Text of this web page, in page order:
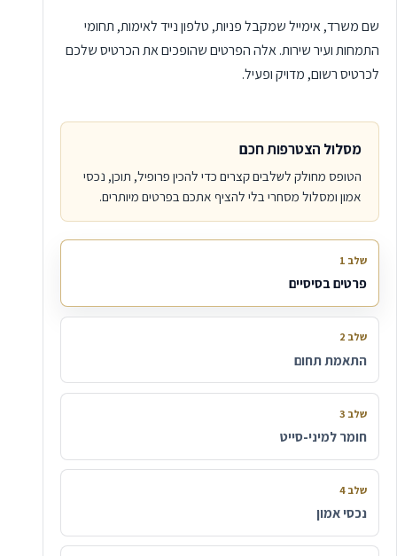
שם משרד, אימייל שמקבל פניות, טלפון נייד לאימות, תחומי
התמחות ועיר שירות. אלה הפרטים שהופכים את הכרטיס שלכם
לכרטיס רשום, מדויק ופעיל.
מסלול הצטרפות חכם
הטופס מחולק לשלבים קצרים כדי להכין פרופיל, תוכן, נכסי
אמון ומסלול מסחרי בלי להציף אתכם בפרטים מיותרים.
שלב 1
פרטים בסיסיים
שלב 2
התאמת תחום
שלב 3
חומר למיני-סייט
שלב 4
נכסי אמון